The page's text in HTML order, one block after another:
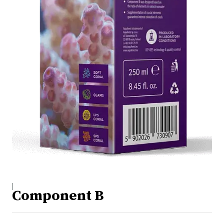
|
Component B